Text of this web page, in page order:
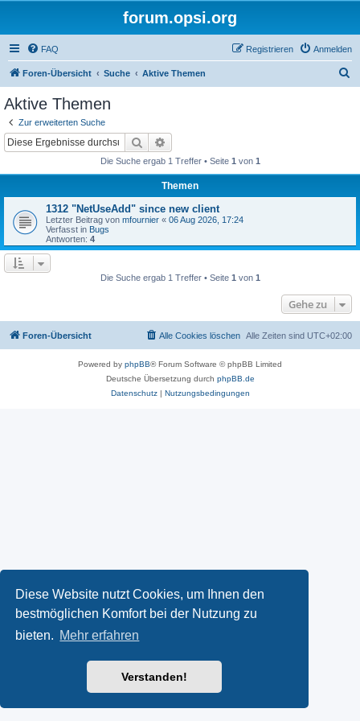
Diese Website nutzt Cookies, um Ihnen den
bestmöglichen Komfort bei der Nutzung zu
bieten. Mehr erfahren
Verstanden!
forum.opsi.org
FAQ Anmelden
Registrieren
Foren-Übersicht Suche Aktive Themen
Aktive Themen
Zur erweiterten Suche
Suche
Die Suche ergab 1 Treffer • Seite 1 von 1
Themen
1312 "NetUseAdd" since new client
Letzter Beitrag von mfournier « 06 Aug 2026, 17:24
Verfasst in Bugs
Antworten: 4
Die Suche ergab 1 Treffer • Seite 1 von 1
Gehe zu
Foren-Übersicht Alle Zeiten sind UTC+02:00
Alle Cookies löschen
Powered by phpBB® Forum Software © phpBB Limited
Deutsche Übersetzung durch phpBB.de
Datenschutz| Nutzungsbedingungen